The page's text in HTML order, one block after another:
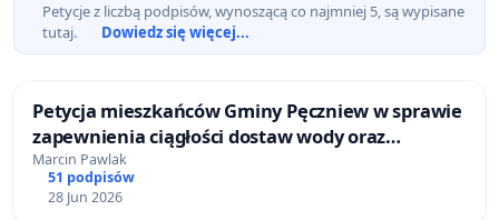
Petycje z liczbą podpisów, wynoszącą co najmniej 5, są wypisane
tutaj.
Dowiedz się więcej...
Petycja mieszkańców Gminy Pęczniew w sprawie
zapewnienia ciągłości dostaw wody oraz
modernizacji infrastruktury wodociągowej
Marcin Pawlak
51 podpisów
28 Jun 2026